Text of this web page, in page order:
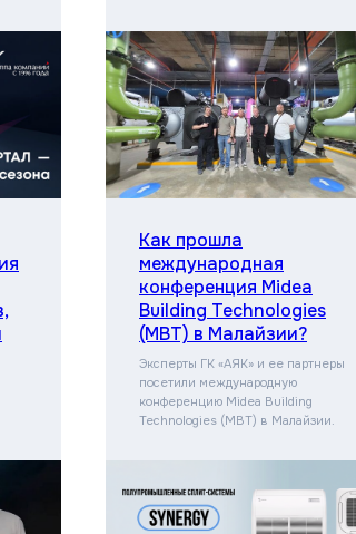
Как прошла
международная
конференция Midea
Building Technologies
(MBT) в Малайзии?
Эксперты ГК «АЯК» и ее партнеры
посетили международную
конференцию Midea Building
Technologies (MBT) в Малайзии.